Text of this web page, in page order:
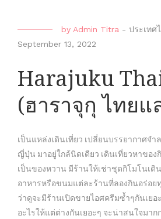
by Admin Titra - ประเทศ
September 13, 2022
Harajuku
(ฮาราจุกุ ไทยแ
เป็นแหล่งเดินเที่ยว เปลี่ยนบรรยากาศจำ
ญี่ปุ่น มาอยู่ใกล้นิดเดียว เดินเที่ยวหาขอ
เป็นของหวาน มีร้านให้เช่าชุดกิโมโนเดิ
อาหารหรือขนมแต่ละร้านที่ลองกินอร่อย
ว่าดูจะมีร้านเปิดขายไอศครีมซ้ำๆกันเยอ
อะไรให้แต่ต่างกันเยอะๆ จะน่าสนใจมาก